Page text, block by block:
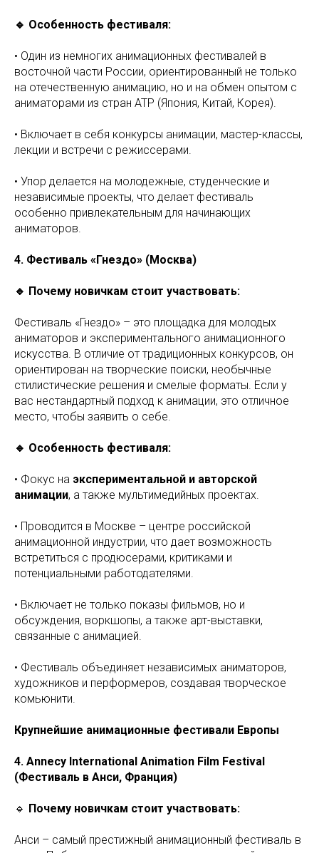
🔹 Особенность фестиваля:
• Один из немногих анимационных фестивалей в
восточной части России, ориентированный не только
на отечественную анимацию, но и на обмен опытом с
аниматорами из стран АТР (Япония, Китай, Корея).
• Включает в себя конкурсы анимации, мастер-классы,
лекции и встречи с режиссерами.
• Упор делается на молодежные, студенческие и
независимые проекты, что делает фестиваль
особенно привлекательным для начинающих
аниматоров.
4. Фестиваль «Гнездо» (Москва)
🔹 Почему новичкам стоит участвовать:
Фестиваль «Гнездо» – это площадка для молодых
аниматоров и экспериментального анимационного
искусства. В отличие от традиционных конкурсов, он
ориентирован на творческие поиски, необычные
стилистические решения и смелые форматы. Если у
вас нестандартный подход к анимации, это отличное
место, чтобы заявить о себе.
🔹 Особенность фестиваля:
• Фокус на экспериментальной и авторской
анимации, а также мультимедийных проектах.
• Проводится в Москве – центре российской
анимационной индустрии, что дает возможность
встретиться с продюсерами, критиками и
потенциальными работодателями.
• Включает не только показы фильмов, но и
обсуждения, воркшопы, а также арт-выставки,
связанные с анимацией.
• Фестиваль объединяет независимых аниматоров,
художников и перформеров, создавая творческое
комьюнити.
Крупнейшие анимационные фестивали Европы
4. Annecy International Animation Film Festival
(Фестиваль в Анси, Франция)
🔹 Почему новичкам стоит участвовать:
Анси – самый престижный анимационный фестиваль в